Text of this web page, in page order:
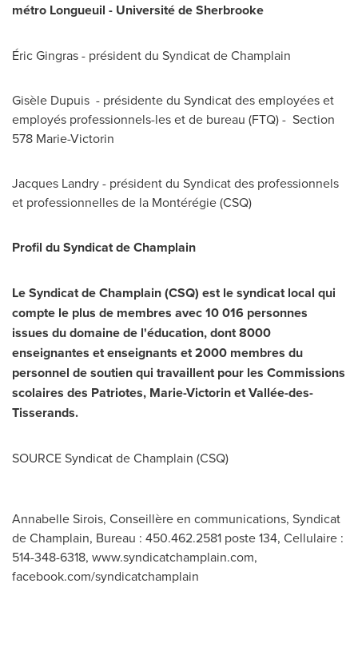
métro Longueuil - Université deSherbrooke
Éric Gingras - président du Syndicat de Champlain
Gisèle Dupuis - présidente du Syndicat des employées et
employés professionnels-les et de bureau (FTQ) - Section
578 Marie-Victorin
Jacques Landry- président du Syndicat des professionnels
et professionnelles de la Montérégie (CSQ)
Profil du Syndicat de Champlain
Le Syndicat de Champlain(CSQ) est le syndicat local qui
compte le plus de membres avec 10 016 personnes
issues du domaine de l'éducation, dont 8000
enseignantes et enseignants et 2000 membres du
personnel de soutien qui travaillent pour les Commissions
scolaires des Patriotes, Marie-Victorin et Vallée-des-
Tisserands.
SOURCE Syndicat de Champlain (CSQ)
Annabelle Sirois, Conseillère en communications, Syndicat
de Champlain, Bureau : 450.462.2581 poste 134, Cellulaire :
514-348-6318, www.syndicatchamplain.com,
facebook.com/syndicatchamplain